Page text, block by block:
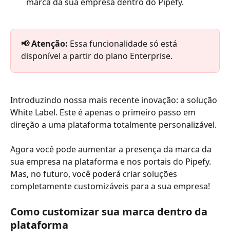
📢 Atenção: Essa funcionalidade só está
disponível a partir do plano Enterprise.
Introduzindo nossa mais recente inovação: a solução
White Label. Este é apenas o primeiro passo em
direção a uma plataforma totalmente personalizável.
Agora você pode aumentar a presença da marca da
sua empresa na plataforma e nos portais do Pipefy.
Mas, no futuro, você poderá criar soluções
completamente customizáveis para a sua empresa!
Como customizar sua marca dentro da
plataforma